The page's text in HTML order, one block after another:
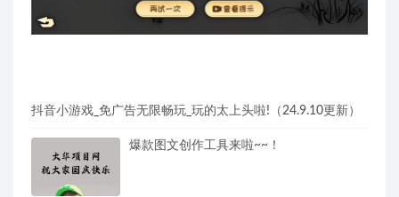
抖音小游戏_免广告无限畅玩_玩的太上头啦!（24.9.10更新）
爆款图文创作工具来啦~~！